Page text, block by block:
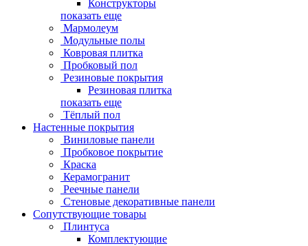
Конструкторы
показать еще
Мармолеум
Модульные полы
Ковровая плитка
Пробковый пол
Резиновые покрытия
Резиновая плитка
показать еще
Тёплый пол
Настенные покрытия
Виниловые панели
Пробковое покрытие
Краска
Керамогранит
Реечные панели
Стеновые декоративные панели
Сопутствующие товары
Плинтуса
Комплектующие